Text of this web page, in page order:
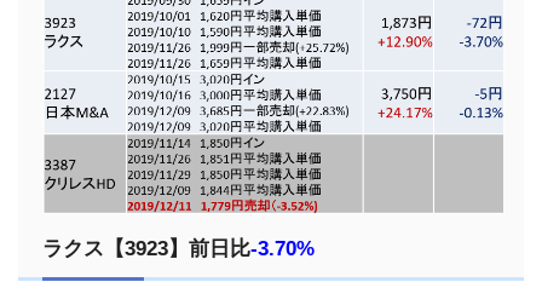
ラクス【3923】前日比-3.70%